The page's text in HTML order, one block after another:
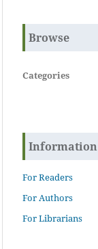
Browse
Categories
Information
For Readers
For Authors
For Librarians